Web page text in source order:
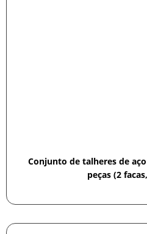
Conjunto de talheres de
peças (2